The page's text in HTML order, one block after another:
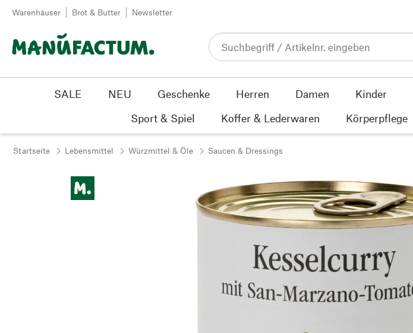
Zum Inhalt springen
Warenhäuser Brot & Butter Newsletter
SALE NEU Geschenke Herren Damen Kinder
Sport & Spiel
Koffer & Lederwaren Körperpflege
Startseite Lebensmittel Würzmittel & Öle Saucen & Dressings